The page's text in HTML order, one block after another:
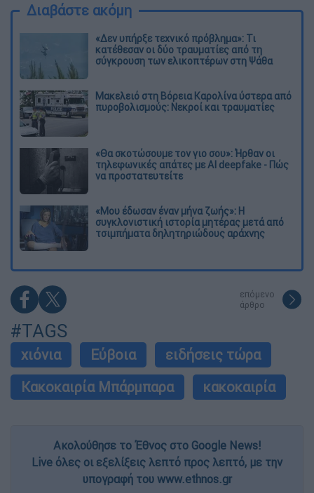
Διαβάστε ακόμη
«Δεν υπήρξε τεχνικό πρόβλημα»: Τι
κατέθεσαν οι δύο τραυματίες από τη
σύγκρουση των ελικοπτέρων στη Ψάθα
Μακελειό στη Βόρεια Καρολίνα ύστερα από
πυροβολισμούς: Νεκροί και τραυματίες
«Θα σκοτώσουμε τον γιο σου»: Ήρθαν οι
τηλεφωνικές απάτες με AI deepfake - Πώς
να προστατευτείτε
«Μου έδωσαν έναν μήνα ζωής»: Η
συγκλονιστική ιστορία μητέρας μετά από
τσιμπήματα δηλητηριώδους αράχνης
επόμενο
άρθρο
#TAGS
χιόνια Εύβοια
ειδήσεις τώρα
Κακοκαιρία Μπάρμπαρα
κακοκαιρία
Ακολούθησε το Έθνος στο Google News!
Live όλες οι εξελίξεις λεπτό προς λεπτό, με την
υπογραφή του www.ethnos.gr